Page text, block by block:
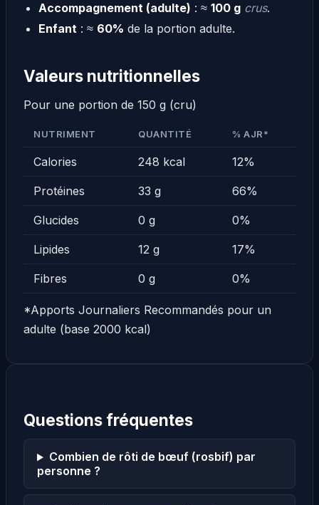
Accompagnement (adulte) : ≈ 100 g crus.
Enfant: ≈ 60% de la portion adulte.
Valeurs nutritionnelles
Pour une portion de 150 g (cru)
NUTRIMENT QUANTITÉ % AJR*
Calories 248 kcal 12%
Protéines 33 g 66%
Glucides 0 g 0%
Lipides 12 g 17%
Fibres 0 g 0%
*Apports Journaliers Recommandés pour un
adulte (base 2000 kcal)
Questions fréquentes
Combien de rôti de bœuf (rosbif) par
personne ?